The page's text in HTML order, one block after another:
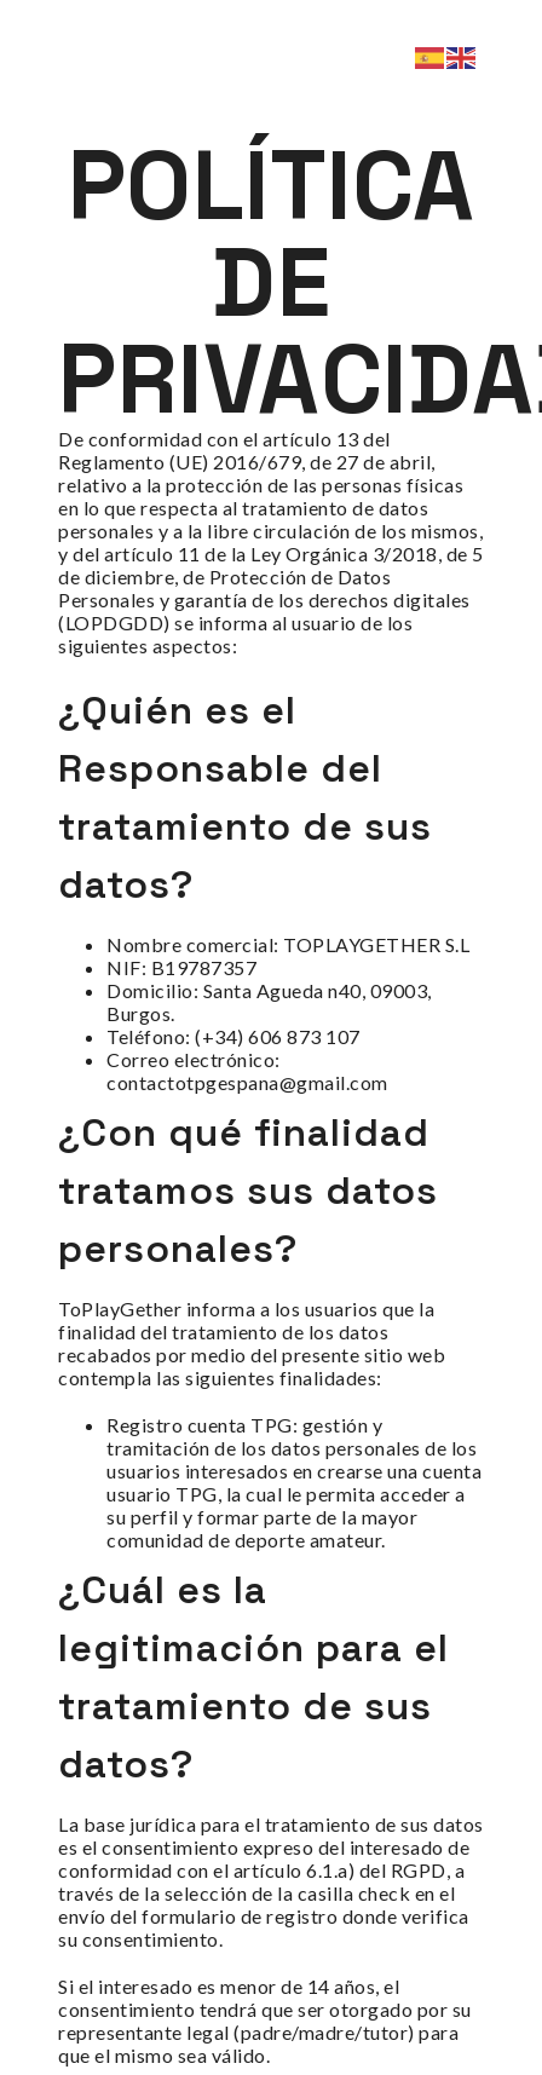
POLÍTICA
DE
De conformidad con el artículo 13 del
Reglamento (UE) 2016/679, de 27 de abril,
relativo a la protección de las personas físicas
en lo que respecta al tratamiento de datos
personales y a la libre circulación de los mismos,
y del artículo 11 de la Ley Orgánica 3/2018, de 5
de diciembre, de Protección de Datos
Personales y garantía de los derechos digitales
(LOPDGDD) se informa al usuario de los
siguientes aspectos:
¿Quién es el
Responsable del
tratamiento de sus
datos?
Nombre comercial: TOPLAYGETHER S.L
NIF: B19787357
Domicilio: Santa Agueda n40, 09003,
Burgos.
Teléfono: (+34) 606 873 107
Correo electrónico:
contactotpgespana@gmail.com
¿Con qué finalidad
tratamos sus datos
personales?
ToPlayGether informa a los usuarios que la
finalidad del tratamiento de los datos
recabados por medio del presente sitio web
contempla las siguientes finalidades:
Registro cuenta TPG: gestión y
tramitación de los datos personales de los
usuarios interesados en crearse una cuenta
usuario TPG, la cual le permita acceder a
su perfil y formar parte de la mayor
comunidad de deporte amateur.
¿Cuál es la
legitimación para el
tratamiento de sus
datos?
La base jurídica para el tratamiento de sus datos
es el consentimiento expreso del interesado de
conformidad con el artículo 6.1.a) del RGPD, a
través de la selección de la casilla check en el
envío del formulario de registro donde verifica
su consentimiento.
Si el interesado es menor de 14 años, el
consentimiento tendrá que ser otorgado por su
representante legal (padre/madre/tutor) para
que el mismo sea válido.